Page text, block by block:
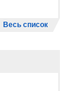
Весь список